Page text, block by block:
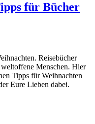
für Bücher
Reisebücher
Menschen. Hier
Tipps für Weihnachten
Eure Lieben dabei.